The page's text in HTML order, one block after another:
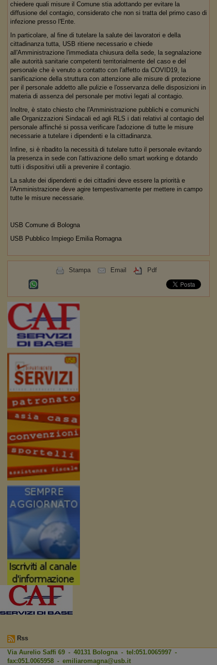
chiedere quali misure il Comune stia adottando per evitare la
diffusione del contagio, considerato che non si tratta del primo caso di
infezione presso l'Ente.
In particolare, al fine di tutelare la salute dei lavoratori e della
cittadinanza tutta, USB ritiene necessario e chiede
all'Amministrazione l'immediata chiusura della sede, la segnalazione
alle autorità sanitarie competenti territorialmente del caso e del
personale che è venuto a contatto con l'affetto da COVID19, la
sanificazione della struttura con attenzione alle misure di protezione
per il personale addetto alle pulizie e l'osservanza delle disposizioni in
materia di assenza del personale per motivi legati al contagio.
Inoltre, è stato chiesto che l'Amministrazione pubblichi e comunichi
alle Organizzazioni Sindacali ed agli RLS i dati relativi al contagio del
personale affinché si possa verificare l'adozione di tutte le misure
necessarie a tutelare i dipendenti e la cittadinanza.
Infine, si è ribadito la necessità di tutelare tutto il personale evitando
la presenza in sede con l'attivazione dello smart working e dotando
tutti i dispositivi utili a prevenire il contagio.
La salute dei dipendenti e dei cittadini deve essere la priorità e
l'Amministrazione deve agire tempestivamente per mettere in campo
tutte le misure necessarie.
USB Comune di Bologna
USB Pubblico Impiego Emilia Romagna
Stampa Email Pdf
Rss
Via Aurelio Saffi 69 - 40131 Bologna - tel:051.0065997 -
fax:051.0065958 - emiliaromagna@usb.it